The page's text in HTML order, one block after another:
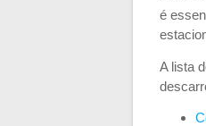
é
A lista